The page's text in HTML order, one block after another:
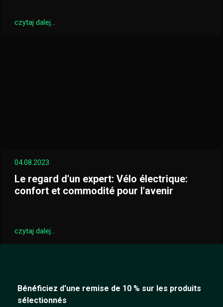
czytaj dalej...
04.08.2023
Le regard d'un expert: Vélo électrique:
confort et commodité pour l'avenir
czytaj dalej...
Bénéficiez d'une remise de 10 % sur les produits
sélectionnés